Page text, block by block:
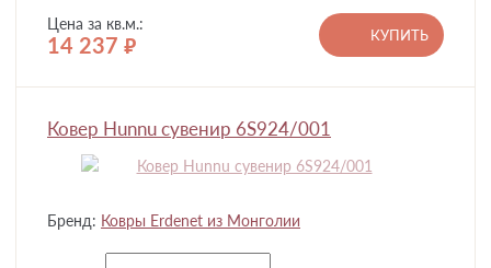
Цена за кв.м.:
14 237 руб.
КУПИТЬ
Ковер Hunnu сувенир 6S924/001
Бренд: Ковры Erdenet из Монголии